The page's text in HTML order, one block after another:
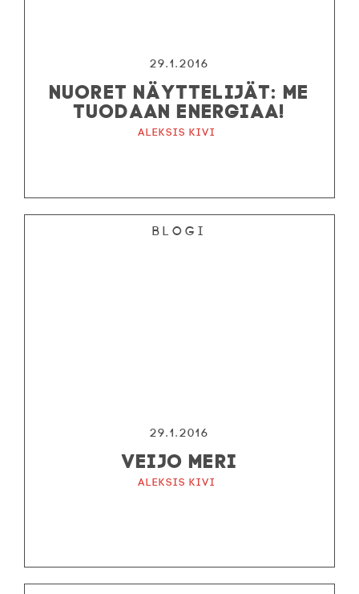
29.1.2016
NUORET NÄYTTELIJÄT: ME
TUODAAN ENERGIAA!
Aleksis Kivi
Blogi
29.1.2016
VEIJO MERI
Aleksis Kivi